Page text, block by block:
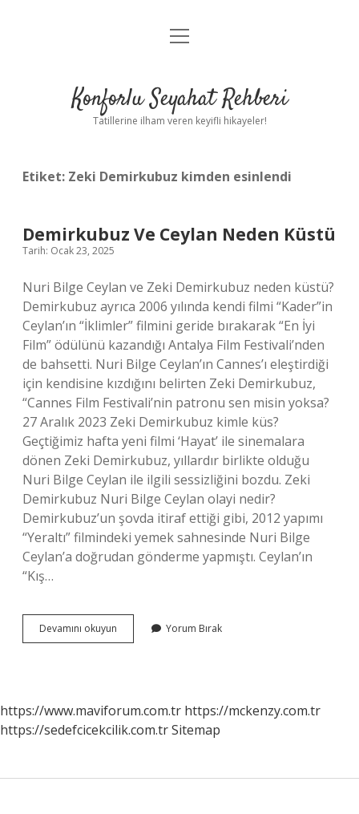
Anasayfa
Yasal Uyarı
menüyü
Konforlu Seyahat Rehberi
Tatillerine ilham veren keyifli hikayeler!
Etiket: Zeki Demirkubuz kimden esinlendi
Demirkubuz Ve Ceylan Neden Küstü
Tarih: Ocak 23, 2025
Nuri Bilge Ceylan ve Zeki Demirkubuz neden küstü?
Demirkubuz ayrıca 2006 yılında kendi filmi “Kader”in
Ceylan’ın “İklimler” filmini geride bırakarak “En İyi
Film” ödülünü kazandığı Antalya Film Festivali’nden
de bahsetti. Nuri Bilge Ceylan’ın Cannes’ı eleştirdiği
için kendisine kızdığını belirten Zeki Demirkubuz,
“Cannes Film Festivali’nin patronu sen misin yoksa?
27 Aralık 2023 Zeki Demirkubuz kimle küs?
Geçtiğimiz hafta yeni filmi ‘Hayat’ ile sinemalara
dönen Zeki Demirkubuz, yıllardır birlikte olduğu
Nuri Bilge Ceylan ile ilgili sessizliğini bozdu. Zeki
Demirkubuz Nuri Bilge Ceylan olayi nedir?
Demirkubuz’un şovda itiraf ettiği gibi, 2012 yapımı
“Yeraltı” filmindeki yemek sahnesinde Nuri Bilge
Ceylan’a doğrudan gönderme yapmıştı. Ceylan’ın
“Kış…
Devamını okuyun Demirkubuz
Ve
Yorum Bırak
https://www.maviforum.com.tr https://mckenzy.com.tr
https://sedefcicekcilik.com.trSitemap